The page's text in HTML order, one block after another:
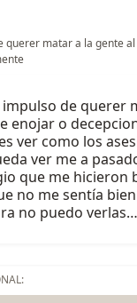
querer matar a la gente
de querer
enojar o
ver como los
ver me a
que me hicieron
no me sentía
no puedo verlas…